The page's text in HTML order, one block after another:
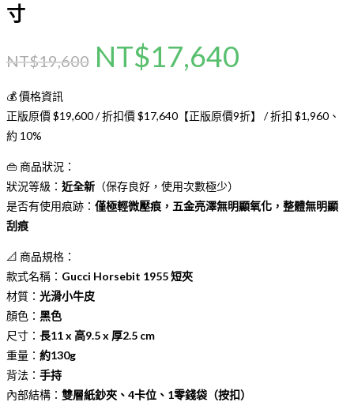
寸
NT$19,600 NT$17,640
💰 價格資訊
正版原價 $19,600 / 折扣價 $17,640【正版原價9折】 / 折扣 $1,960、
約 10%
👜 商品狀況：
狀況等級： 近全新 （保存良好，使用次數極少）
是否有使用痕跡： 僅極輕微壓痕，五金亮澤無明顯氧化，整體無明顯
刮痕
📐 商品規格：
款式名稱： Gucci Horsebit 1955 短夾
材質： 光滑小牛皮
顏色： 黑色
尺寸： 長11 x 高9.5 x 厚2.5 cm
重量： 約130g
背法： 手持
內部結構： 雙層紙鈔夾、4卡位、1零錢袋（按扣）